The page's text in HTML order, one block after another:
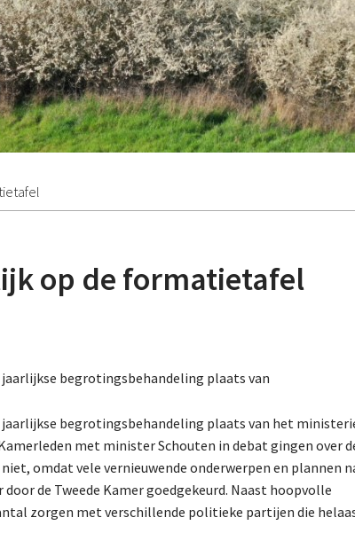
op de formatietafel
jaarlijkse begrotingsbehandeling plaats van
jaarlijkse begrotingsbehandeling plaats van het
met minister Schouten in debat gingen over
omdat vele vernieuwende onderwerpen en plannen
de Tweede Kamer goedgekeurd. Naast hoopvolle
zorgen met verschillende politieke partijen die